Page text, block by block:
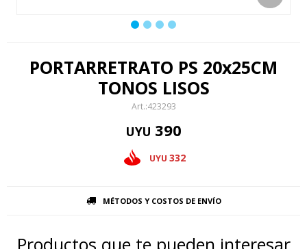
PORTARRETRATO PS 20x25CM
TONOS LISOS
423293
UYU 390
UYU 332
MÉTODOS Y COSTOS DE ENVÍO
Productos que te pueden interesar